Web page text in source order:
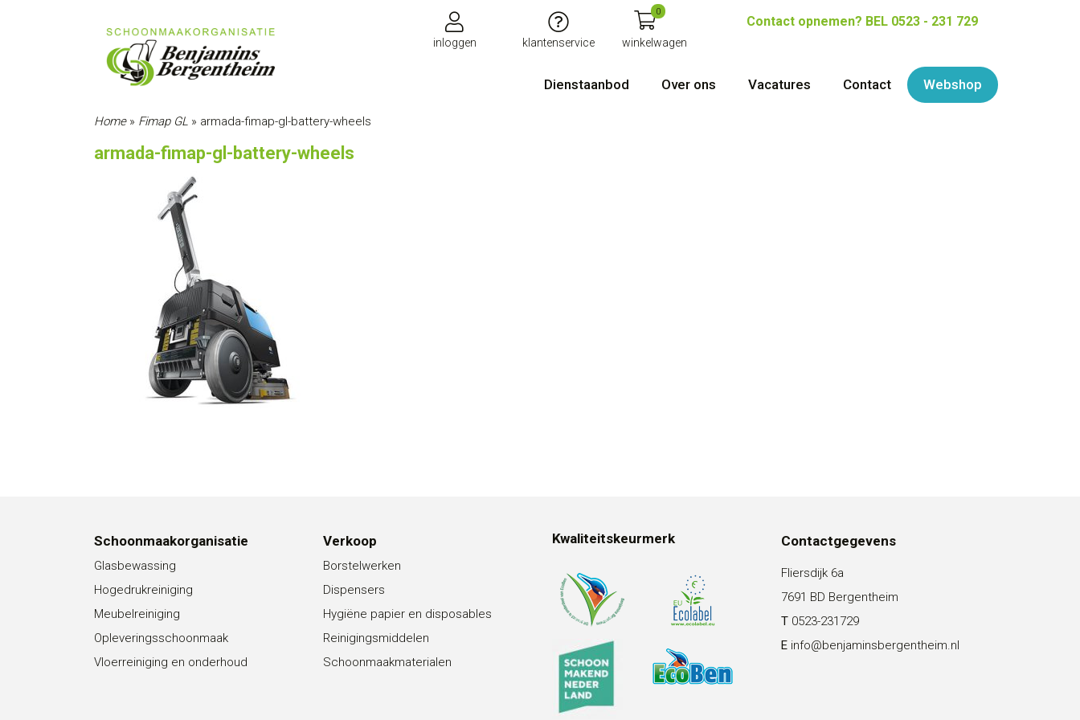
inloggen klantenservice
0
winkelwagen
Contact opnemen? BEL 0523 - 231 729
Dienstaanbod Over ons Vacatures Contact Webshop
Home» Fimap GL » armada-fimap-gl-battery-wheels
armada-fimap-gl-battery-wheels
Schoonmaakorganisatie
Glasbewassing
Hogedrukreiniging
Meubelreiniging
Opleveringsschoonmaak
Vloerreiniging en onderhoud
Verkoop
Borstelwerken
Dispensers
Hygiëne papier en disposables
Reinigingsmiddelen
Schoonmaakmaterialen
Kwaliteitskeurmerk Contactgegevens
Fliersdijk 6a
7691 BD Bergentheim
T 0523-231729
E info@benjaminsbergentheim.nl